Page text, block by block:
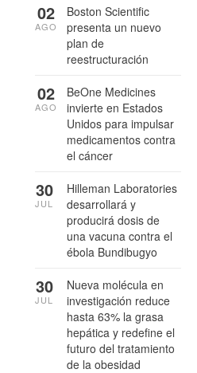
Boston Scientific
presenta un nuevo
plan de
reestructuración
02
AGO
BeOne Medicines
invierte en Estados
Unidos para impulsar
medicamentos contra
el cáncer
02
AGO
Hilleman Laboratories
desarrollará y
producirá dosis de
una vacuna contra el
ébola Bundibugyo
30
JUL
Nueva molécula en
investigación reduce
hasta 63% la grasa
hepática y redefine el
futuro del tratamiento
de la obesidad
30
JUL